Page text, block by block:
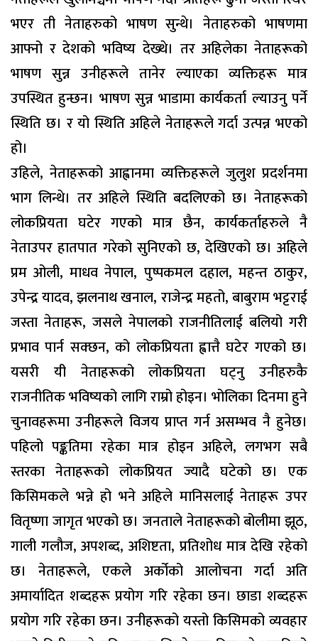
भएर ती नेताहरुको भाषण सुन्थे। नेताहरुको भाषणमा
आफ्नो र देशको भविष्य देख्थे। तर अहिलेका नेताहरूको
भाषण सुन्न उनीहरूले तानेर ल्याएका व्यक्तिहरू मात्र
उपस्थित हुन्छन। भाषण सुन्न भाडामा कार्यकर्ता ल्याउनु पर्ने
स्थिति छ। र यो स्थिति अहिले नेताहरूले गर्दा उत्पन्न भएको
हो।
उहिले, नेताहरूको आह्वानमा व्यक्तिहरूले जुलुश प्रदर्शनमा
भाग लिन्थे। तर अहिले स्थिति बदलिएको छ। नेताहरूको
लोकप्रियता घटेर गएको मात्र छैन, कार्यकर्ताहरुले नै
नेताउपर हातपात गरेको सुनिएको छ, देखिएको छ। अहिले
प्रम ओली, माधव नेपाल, पुष्पकमल दहाल, महन्त ठाकुर,
उपेन्द्र यादव, झलनाथ खनाल, राजेन्द्र महतो, बाबुराम भट्टराई
जस्ता नेताहरू, जसले नेपालको राजनीतिलाई बलियो गरी
प्रभाव पार्न सक्छन, को लोकप्रियता ह्वात्तै घटेर गएको छ।
यसरी यी नेताहरूको लोकप्रियता घट्नु उनीहरुकै
राजनीतिक भविष्यको लागि राम्रो होइन। भोलिका दिनमा हुने
चुनावहरूमा उनीहरूले विजय प्राप्त गर्न असम्भव नै हुनेछ।
पहिलो पङ्कतिमा रहेका मात्र होइन अहिले, लगभग सबै
स्तरका नेताहरूको लोकप्रियत ज्यादै घटेको छ। एक
किसिमकले भन्ने हो भने अहिले मानिसलाई नेताहरू उपर
वितृष्णा जागृत भएको छ। जनताले नेताहरूको बोलीमा झूठ,
गाली गलौज, अपशब्द, अशिष्टता, प्रतिशोध मात्र देखि रहेको
छ। नेताहरूले, एकले अर्कोको आलोचना गर्दा अति
अमार्यादित शब्दहरू प्रयोग गरि रहेका छन। छाडा शब्दहरू
प्रयोग गरि रहेका छन। उनीहरूको यस्तो किसिमको व्यवहार